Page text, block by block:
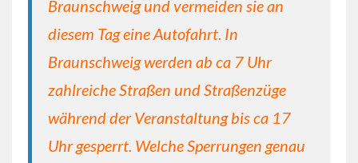
Braunschweig und vermeiden sie an
diesem Tag eine Autofahrt. In
Braunschweig werden ab ca 7 Uhr
zahlreiche Straßen und Straßenzüge
während der Veranstaltung bis ca 17
Uhr gesperrt. Welche Sperrungen genau